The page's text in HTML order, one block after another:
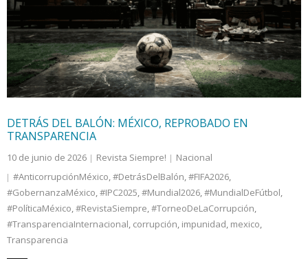
DETRÁS DEL BALÓN: MÉXICO, REPROBADO EN
TRANSPARENCIA
10 de junio de 2026 Revista Siempre!
Nacional
#AnticorrupciónMéxico,#DetrásDelBalón,#FIFA2026,
#GobernanzaMéxico,#IPC2025,#Mundial2026,#MundialDeFútbol,
#PolíticaMéxico,#RevistaSiempre,#TorneoDeLaCorrupción,
#TransparenciaInternacional, corrupción, impunidad, mexico,
Transparencia